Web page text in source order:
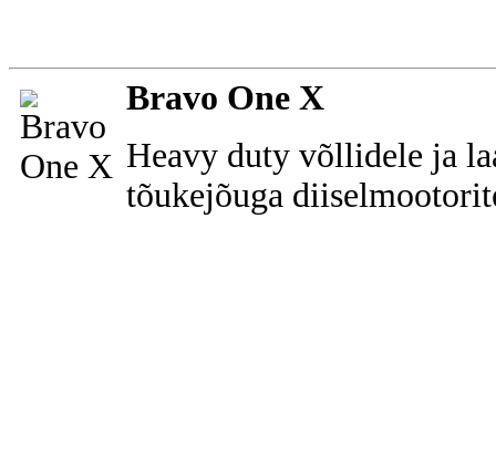
Bravo One X
Heavy duty võllidele ja
tõukejõuga